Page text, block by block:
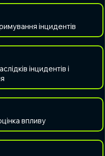
інцидентів
інцидентів і
впливу